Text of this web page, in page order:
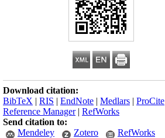
Download citation:
BibTeX | RIS | EndNote | Medlars | ProCite
Reference Manager| RefWorks
Send citation to:
Mendeley
Zotero RefWorks